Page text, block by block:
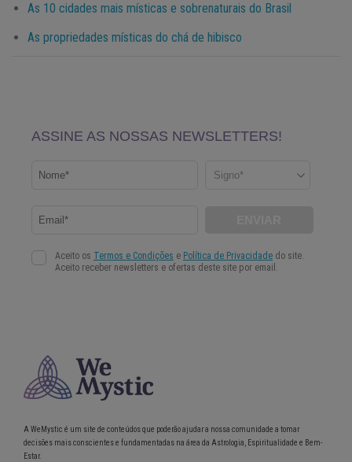
As 10 cidades mais místicas e sobrenaturais do Brasil
As propriedades místicas do chá de hibisco
A WeMystic é um site de conteúdos que poderão ajudar a nossa comunidade a tomar
decisões mais conscientes e fundamentadas na área da Astrologia, Espiritualidade e Bem-
Estar.